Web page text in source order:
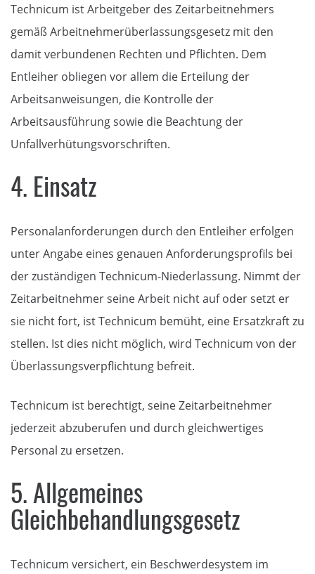
Technicum ist Arbeitgeber des Zeitarbeitnehmers
gemäß Arbeitnehmerüberlassungsgesetz mit den
damit verbundenen Rechten und Pflichten. Dem
Entleiher obliegen vor allem die Erteilung der
Arbeitsanweisungen, die Kontrolle der
Arbeitsausführung sowie die Beachtung der
Unfallverhütungsvorschriften.
4. Einsatz
Personalanforderungen durch den Entleiher erfolgen
unter Angabe eines genauen Anforderungsprofils bei
der zuständigen Technicum-Niederlassung. Nimmt der
Zeitarbeitnehmer seine Arbeit nicht auf oder setzt er
sie nicht fort, ist Technicum bemüht, eine Ersatzkraft zu
stellen. Ist dies nicht möglich, wird Technicum von der
Überlassungsverpflichtung befreit.
Technicum ist berechtigt, seine Zeitarbeitnehmer
jederzeit abzuberufen und durch gleichwertiges
Personal zu ersetzen.
5. Allgemeines
Gleichbehandlungsgesetz
Technicum versichert, ein Beschwerdesystem im